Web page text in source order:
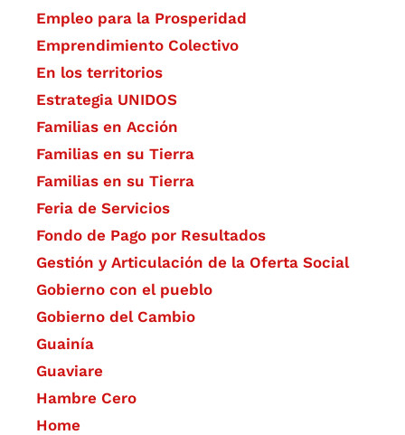
Empleo para la Prosperidad
Emprendimiento Colectivo
En los territorios
Estrategia UNIDOS
Familias en Acción
Familias en su Tierra
Familias en su Tierra
Feria de Servicios
Fondo de Pago por Resultados
Gestión y Articulación de la Oferta Social
Gobierno con el pueblo
Gobierno del Cambio
Guainía
Guaviare
Hambre Cero
Home